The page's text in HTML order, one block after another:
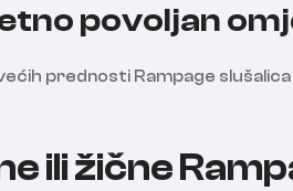
povoljan
prednosti Rampage
ili žične